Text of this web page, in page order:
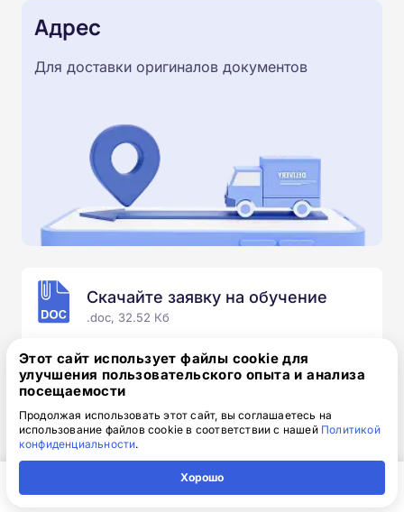
Адрес
Для доставки оригиналов документов
Скачайте заявку на обучение
.doc, 32.52 Кб
Скачайте шаблон, заполните и отправьте по
электронной почтеinfo@1-academy.ru
Обязательно укажите контактный номер телефон.
Наш специалист свяжется с вами и утонит все
детали.
Этот сайт использует файлы cookie для
улучшения пользовательского опыта и анализа
посещаемости
Продолжая использовать этот сайт, вы соглашаетесь на
использование файлов cookie в соответствии с нашей Политикой
конфиденциальности.
Хорошо